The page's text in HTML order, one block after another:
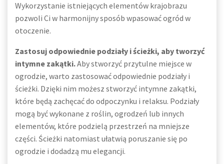
Wykorzystanie istniejących elementów krajobrazu
pozwoli Ci w harmonijny sposób wpasować ogród w
otoczenie.
Zastosuj odpowiednie podziały i ścieżki, aby tworzyć
intymne zakątki.Aby stworzyć przytulne miejsce w
ogrodzie, warto zastosować odpowiednie podziały i
ścieżki. Dzięki nim możesz stworzyć intymne zakątki,
które będą zachęcać do odpoczynku i relaksu. Podziały
mogą być wykonane z roślin, ogrodzeń lub innych
elementów, które podzielą przestrzeń na mniejsze
części. Ścieżki natomiast ułatwią poruszanie się po
ogrodzie i dodadzą mu elegancji.